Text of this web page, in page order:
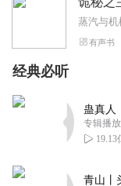
辣么大的萌新
很少评论但是
回复 2022-10-31
1316001sjbz
播讲八分，故
有声书
经典必听
专辑播
19.13